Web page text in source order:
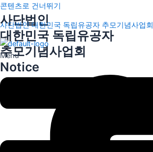
콘텐츠로 건너뛰기
사단법인 대한민국 독립유공자 추모기념사업회
Menu
사단법인
대한민국 독립유공자
추모기념사업회
Notice